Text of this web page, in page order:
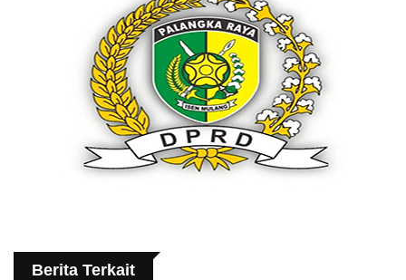
Berita Terkait